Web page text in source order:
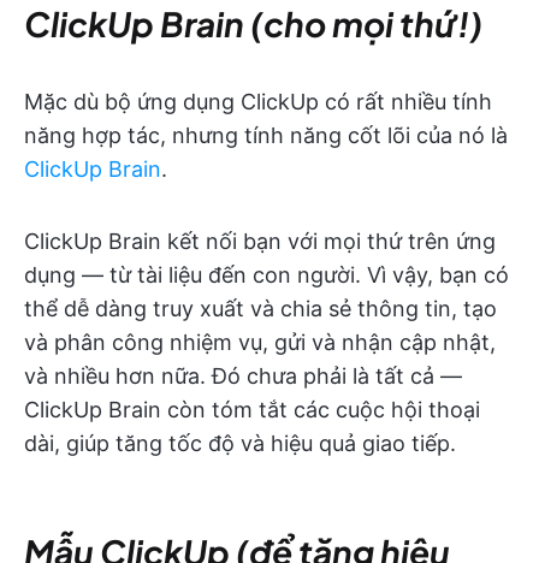
ClickUp Brain (cho mọi thứ!)
Mặc dù bộ ứng dụng ClickUp có rất nhiều tính
năng hợp tác, nhưng tính năng cốt lõi của nó là
ClickUp Brain.
ClickUp Brain kết nối bạn với mọi thứ trên ứng
dụng — từ tài liệu đến con người. Vì vậy, bạn có
thể dễ dàng truy xuất và chia sẻ thông tin, tạo
và phân công nhiệm vụ, gửi và nhận cập nhật,
và nhiều hơn nữa. Đó chưa phải là tất cả —
ClickUp Brain còn tóm tắt các cuộc hội thoại
dài, giúp tăng tốc độ và hiệu quả giao tiếp.
Mẫu ClickUp (để tăng hiệu